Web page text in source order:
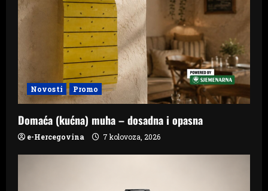
Novosti Promo
Domaća (kućna) muha – dosadna i opasna
e-Hercegovina 7 kolovoza, 2026